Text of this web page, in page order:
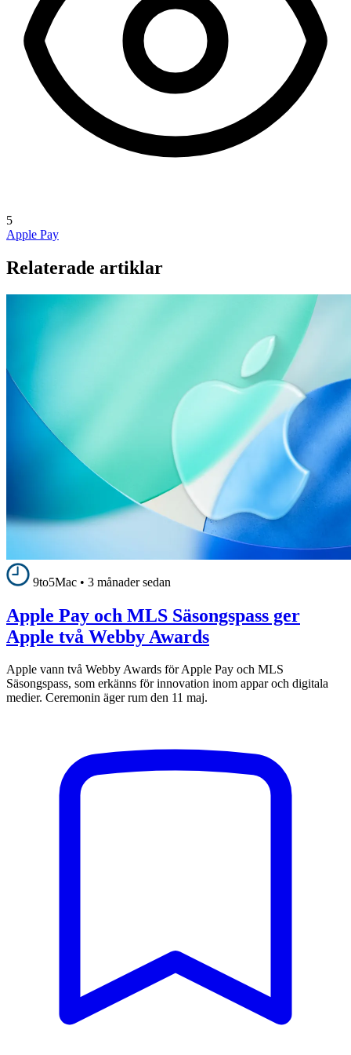
5
Apple Pay
Relaterade artiklar
9to5Mac • 3 månader sedan
Apple Pay och MLS Säsongspass ger
Apple två Webby Awards
Apple vann två Webby Awards för Apple Pay och MLS
Säsongspass, som erkänns för innovation inom appar och digitala
medier. Ceremonin äger rum den 11 maj.